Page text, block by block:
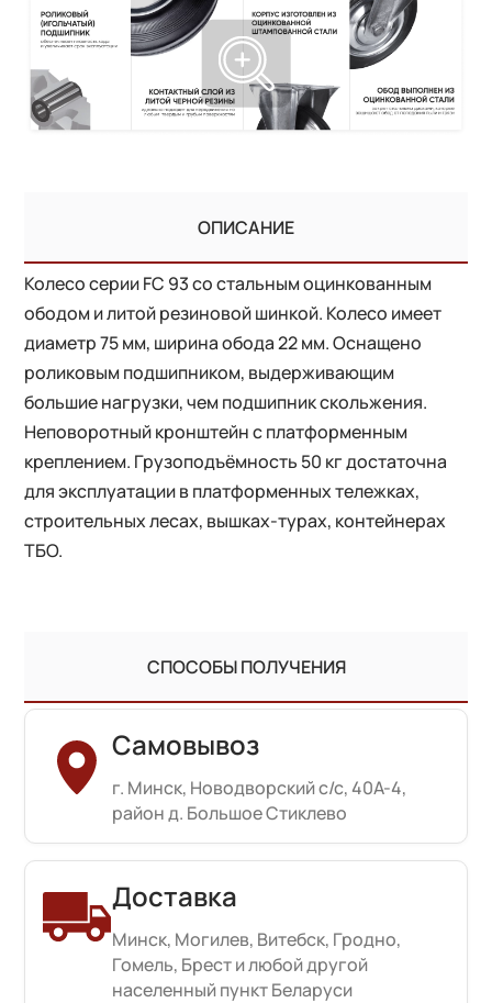
ОПИСАНИЕ
Колесо серии FС 93 со стальным оцинкованным
ободом и литой резиновой шинкой. Колесо имеет
диаметр 75 мм, ширина обода 22 мм. Оснащено
роликовым подшипником, выдерживающим
большие нагрузки, чем подшипник скольжения.
Неповоротный кронштейн с платформенным
креплением. Грузоподъёмность 50 кг достаточна
для эксплуатации в платформенных тележках,
строительных лесах, вышках-турах, контейнерах
ТБО.
СПОСОБЫ ПОЛУЧЕНИЯ
Самовывоз
г. Минск, Новодворский с/с, 40А-4,
район д. Большое Стиклево
Доставка
Минск, Могилев, Витебск, Гродно,
Гомель, Брест и любой другой
населенный пункт Беларуси